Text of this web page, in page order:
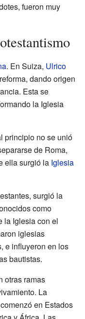
fueron muy
. En Suiza, Ulrico
dando origen
Esta se
la Iglesia
principio no se unió
de Roma,
ella surgió la Iglesia
surgió la
como
la Iglesia con el
iglesias
e influyeron en los
bautistas.
otras ramas
La
en Estados